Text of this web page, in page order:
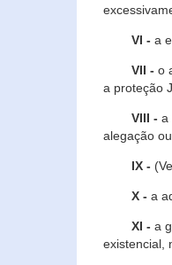
VI - a
VII - o
a proteção
VIII - a
alegação
IX -
X - a
XI - a
existencial,